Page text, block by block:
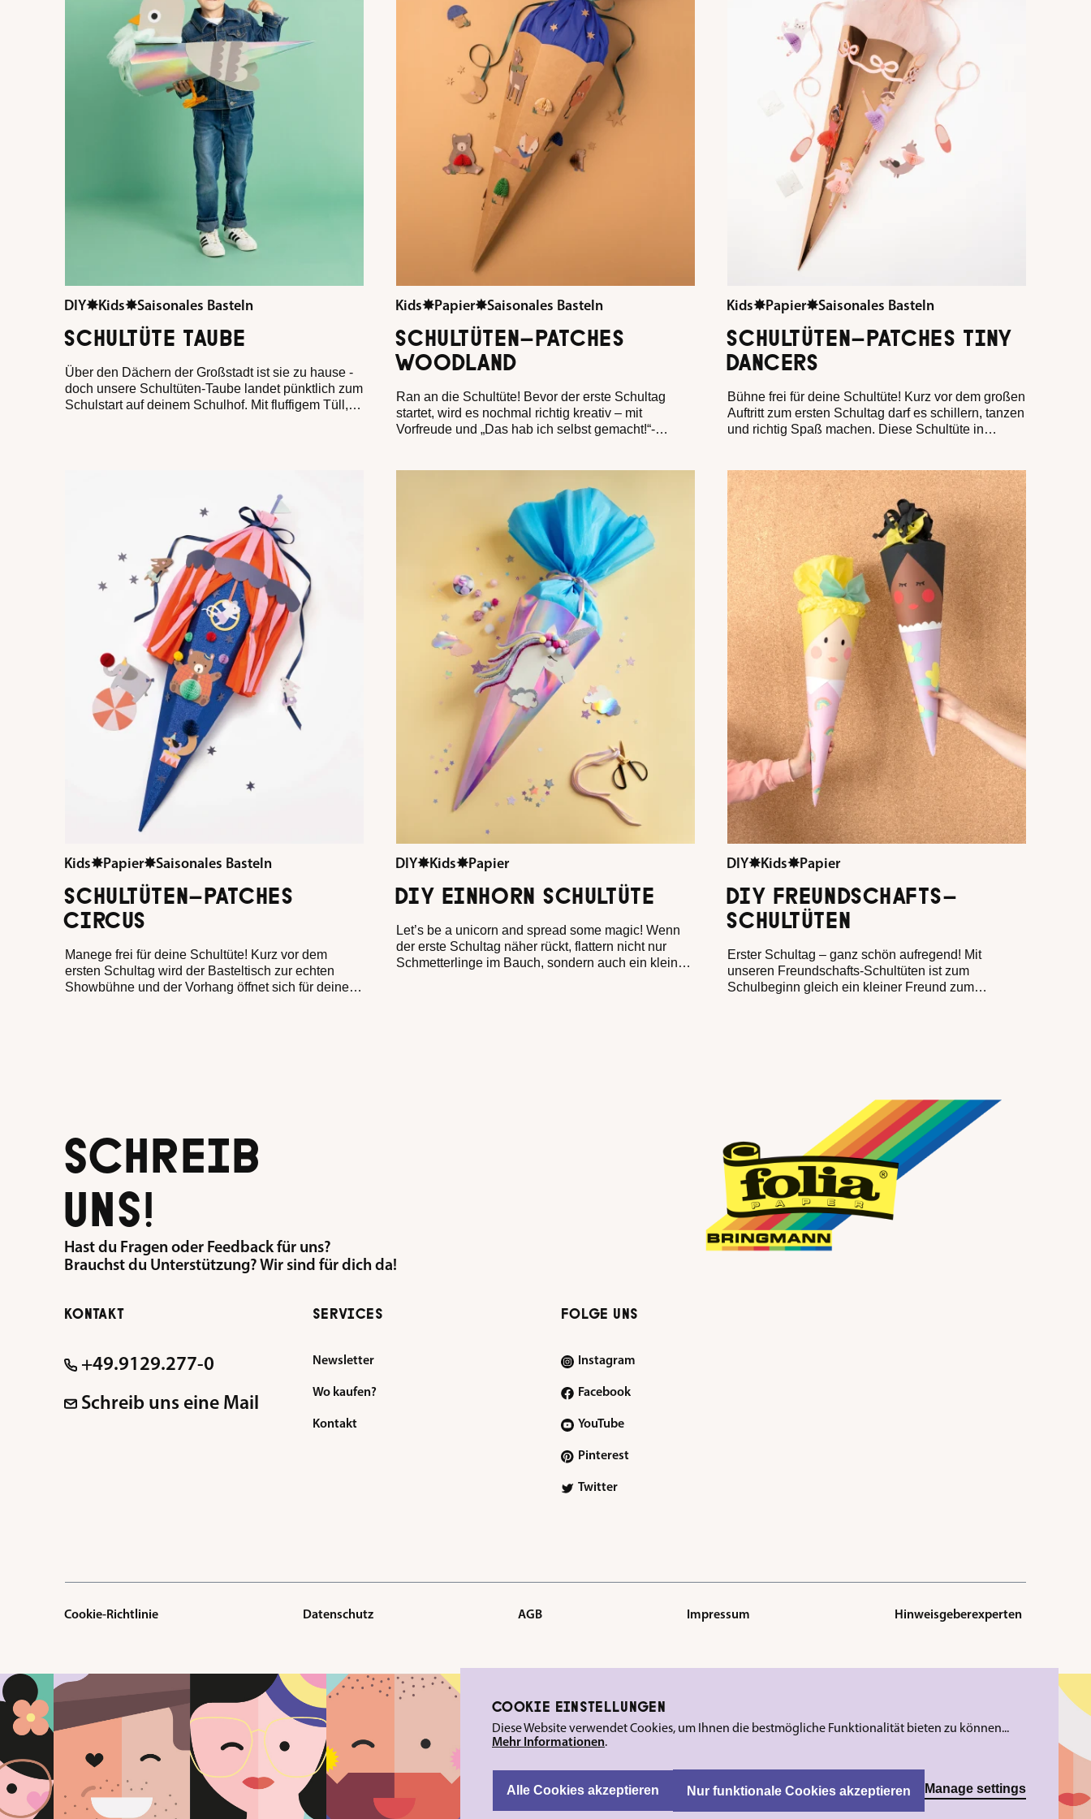
DIY✸Kids✸Saisonales Basteln
SCHULTÜTE TAUBE
Über den Dächern der Großstadt ist sie zu hause -
doch unsere Schultüten-Taube landet pünktlich zum
Schulstart auf deinem Schulhof. Mit fluffigem Tüll,
Kids✸Papier✸Saisonales Basteln
SCHULTÜTEN-PATCHES
WOODLAND
Ran an die Schultüte! Bevor der erste Schultag
startet, wird es nochmal richtig kreativ – mit
Vorfreude und „Das hab ich selbst gemacht!“-
Kids✸Papier✸Saisonales Basteln
SCHULTÜTEN-PATCHES TINY
DANCERS
Bühne frei für deine Schultüte! Kurz vor dem großen
Auftritt zum ersten Schultag darf es schillern, tanzen
und richtig Spaß machen. Diese Schultüte in
Kids✸Papier✸Saisonales Basteln
SCHULTÜTEN-PATCHES
CIRCUS
Manege frei für deine Schultüte! Kurz vor dem
ersten Schultag wird der Basteltisch zur echten
Showbühne und der Vorhang öffnet sich für deine
DIY✸Kids✸Papier
DIY EINHORN SCHULTÜTE
Let’s be a unicorn and spread some magic! Wenn
der erste Schultag näher rückt, flattern nicht nur
Schmetterlinge im Bauch, sondern auch ein kleines
DIY✸Kids✸Papier
DIY FREUNDSCHAFTS-
SCHULTÜTEN
Erster Schultag – ganz schön aufregend! Mit
unseren Freundschafts-Schultüten ist zum
Schulbeginn gleich ein kleiner Freund zum
sind die perfekte Idee, um gemeinsam in die
SCHREIB
UNS!
Hast du Fragen oder Feedback für uns?
Brauchst du Unterstützung? Wir sind für dich da!
KONTAKT
+49.9129.277-0
Schreib uns eine Mail
SERVICES
Newsletter
Wo kaufen?
Kontakt
FOLGE UNS
Instagram
Facebook
YouTube
Pinterest
Twitter
Cookie-Richtlinie Datenschutz AGB Impressum Hinweisgeberexperten
COOKIE EINSTELLUNGEN
Diese Website verwendet Cookies, um Ihnen die bestmögliche Funktionalität bieten zu können...
Mehr Informationen.
Manage settings
Nur funktionale Cookies akzeptieren
Alle Cookies akzeptieren